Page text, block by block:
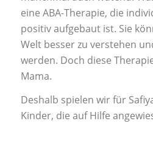
eine ABA-Therapie, die
positiv aufgebaut ist. Sie
Welt besser zu verstehen
werden. Doch diese
Mama.
Deshalb spielen wir für
Kinder, die auf Hilfe